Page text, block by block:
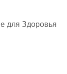
для Здоровья